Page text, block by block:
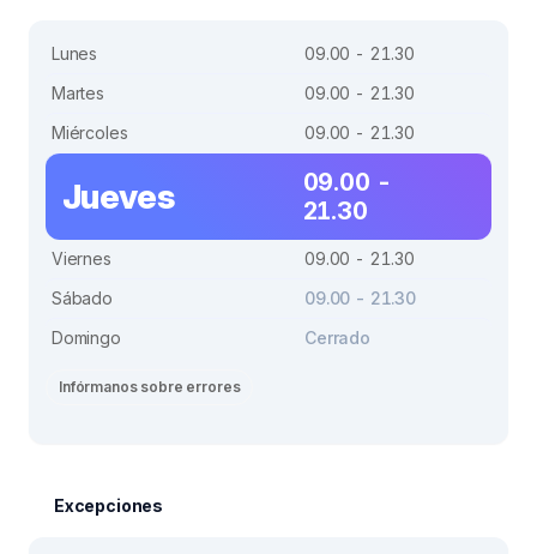
Lunes
09.00 - 21.30
Martes
09.00 - 21.30
Miércoles
09.00 - 21.30
Jueves
09.00 -
21.30
Viernes
09.00 - 21.30
Sábado
09.00 - 21.30
Domingo
Cerrado
Infórmanos sobre errores
Excepciones